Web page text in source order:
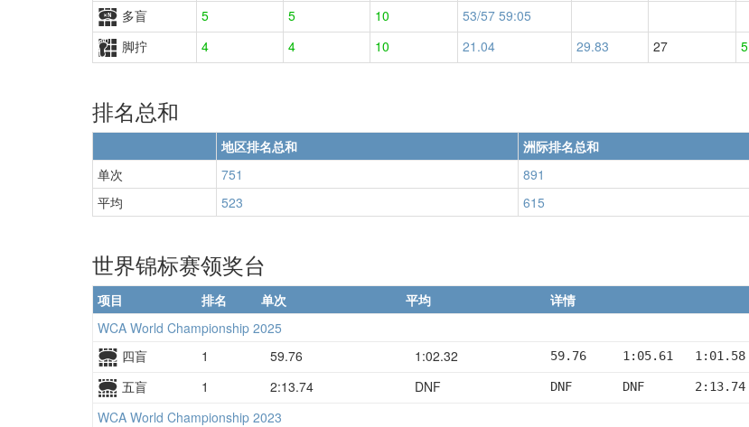
多盲
5 5 10 53/57 59:05
脚拧
4 4 10 21.04 29.83 27 5
排名总和
地区排名总和 洲际排名总和
单次
751 891
平均
523 615
世界锦标赛领奖台
项目 排名 单次 平均
详情
WCA World Championship 2025
四盲
1 59.76 1:02.32 59.76     1:05.61   1:01.58
五盲 1 2:13.74 DNF DNF       DNF       2:13.74
WCA World Championship 2023